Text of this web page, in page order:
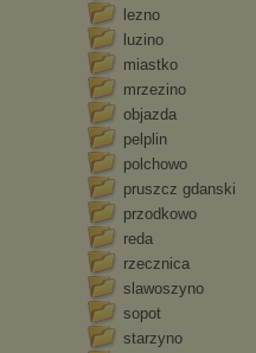
lezno
luzino
miastko
mrzezino
objazda
pelplin
polchowo
pruszcz gdanski
przodkowo
reda
rzecznica
slawoszyno
sopot
starzyno